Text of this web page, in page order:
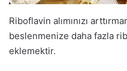
Riboflavin alımınızı
beslenmenize daha fazla
eklemektir.